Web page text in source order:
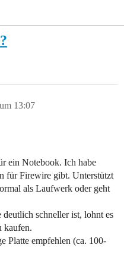
13:07
ein Notebook. Ich habe
für Firewire gibt. Unterstützt
als Laufwerk oder geht
schneller ist, lohnt es
kaufen.
Platte empfehlen (ca. 100-